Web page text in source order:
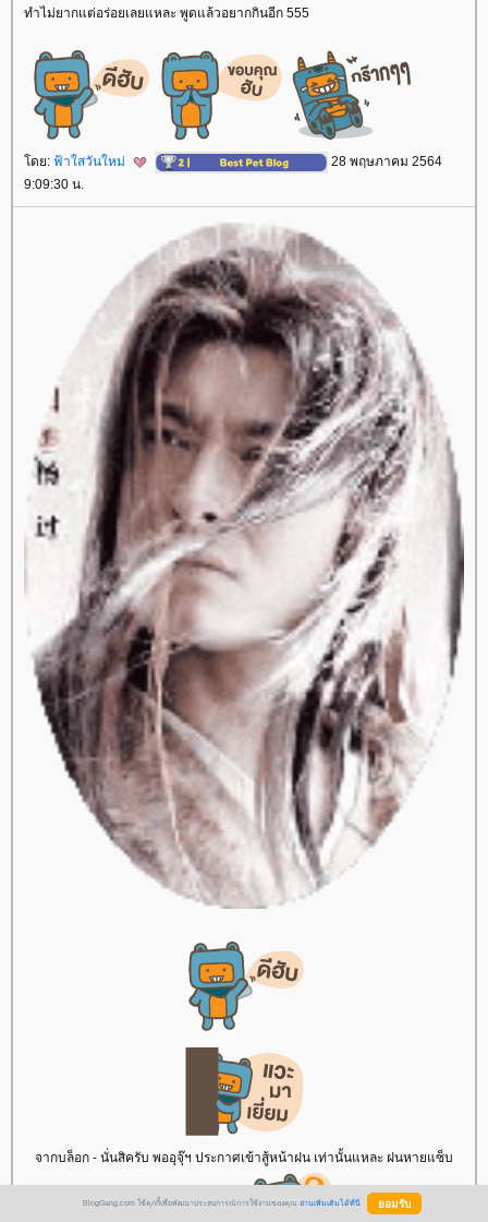
ทำไม่ยากแต่อร่อยเลยแหละ พูดแล้วอยากกินอีก 555
ดย: ฟ้าใสวันใหม่
28 พฤษภาคม 2564
9:09:30 น.
จากบล็อก - นั่นสิครับ พออุจุ๊ฯ ประกาศเข้าสู้หน้าฝน เท่านั้นแหละ ฝนหายแซ็บ
BlogGang.com ใช้คุกกี้เพื่อพัฒนาประสบการณ์การใช้งานของคุณ อ่านเพิ่มเติมได้ที่นี่